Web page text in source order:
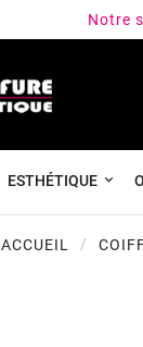
Notre
ESTHÉTIQUE
ACCUEIL